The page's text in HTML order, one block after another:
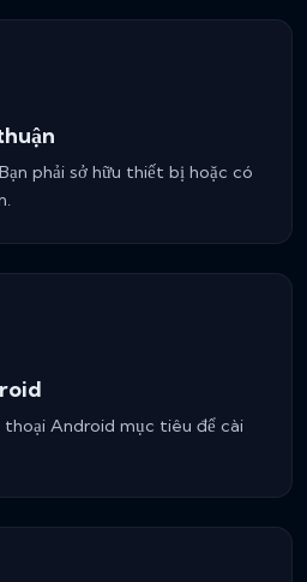
phải sở hữu thiết bị hoặc có
thoại Android mục tiêu để cài